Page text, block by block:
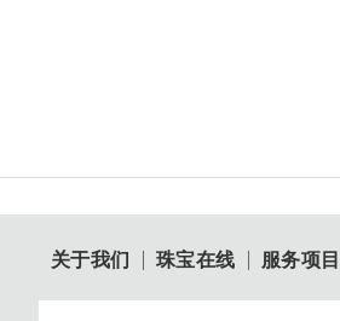
关于我们 珠宝在线 服务项目